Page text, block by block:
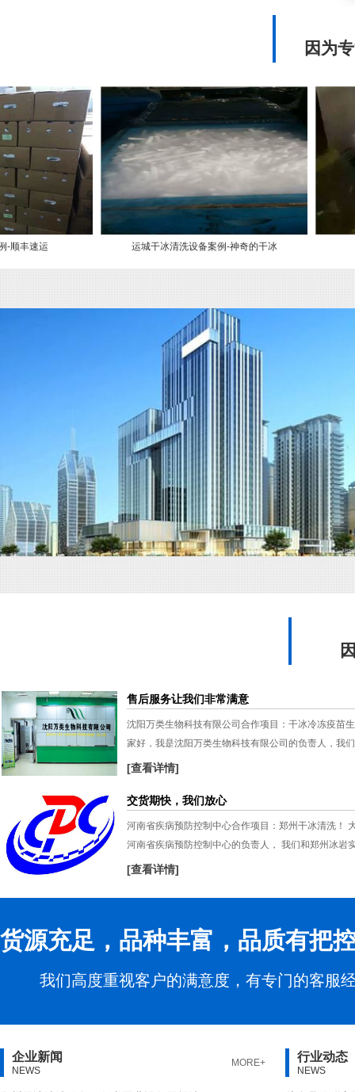
因为
运城干冰清洗设备案例-神奇的干冰
售后服务让我们非常满意
沈阳万类生物科技有限公司合作项目：干冰冷冻疫苗
家好，我是沈阳万类生物科技有限公司的负责人，我
业有限公司合作很长时间了，合作的项目是干冰冷冻
服务让我们非常满意！......
[查看详情]
交货期快，我们放心
河南省疾病预防控制中心合作项目：郑州干冰清洗！
河南省疾病预防控制中心的负责人， 我们和郑州冰岩
合作的是郑州干冰清洗项目，郑州冰岩实业有限公司
[查看详情]
货源充足，品种丰富，品质有把
我们高度重视客户的满意度，有专门的客服
MORE+
企业新闻
NEWS
行业动态
NEWS